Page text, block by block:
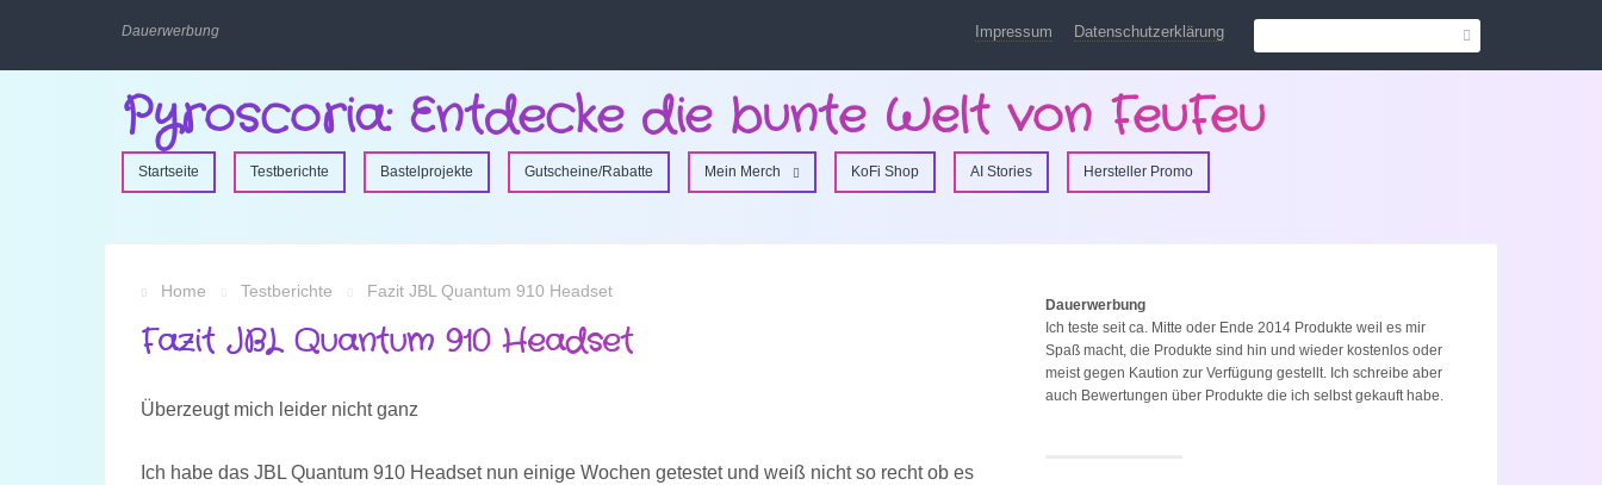
Dauerwerbung Impressum Datenschutzerklärung
Pyroscoria: Entdecke die bunte Welt von FeuFeu
Startseite Testberichte Bastelprojekte Gutscheine/Rabatte Mein Merch KoFi Shop AI Stories Hersteller Promo
Home Testberichte Fazit JBL Quantum 910 Headset
Fazit JBL Quantum 910 Headset
Überzeugt mich leider nicht ganz
Ich habe das JBL Quantum 910 Headset nun einige Wochen getestet und weiß nicht so recht ob es
Dauerwerbung
Ich teste seit ca. Mitte oder Ende 2014 Produkte weil es mir
Spaß macht, die Produkte sind hin und wieder kostenlos oder
meist gegen Kaution zur Verfügung gestellt. Ich schreibe aber
auch Bewertungen über Produkte die ich selbst gekauft habe.